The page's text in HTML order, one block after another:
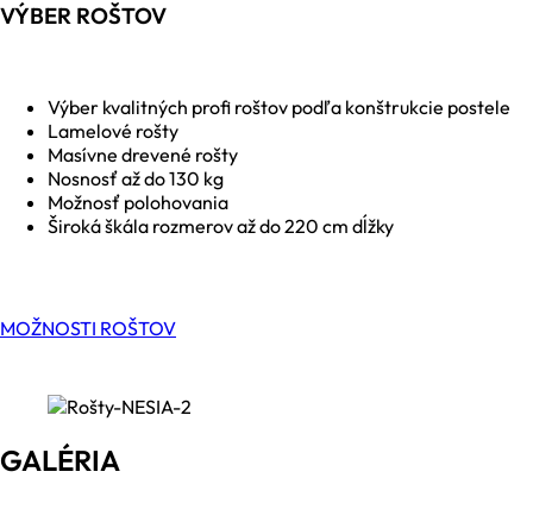
VÝBER ROŠTOV
Výber kvalitných profi roštov podľa konštrukcie postele
Lamelové rošty
Masívne drevené rošty
Nosnosť až do 130 kg
Možnosť polohovania
Široká škála rozmerov až do 220 cm dĺžky
MOŽNOSTI ROŠTOV
GALÉRIA